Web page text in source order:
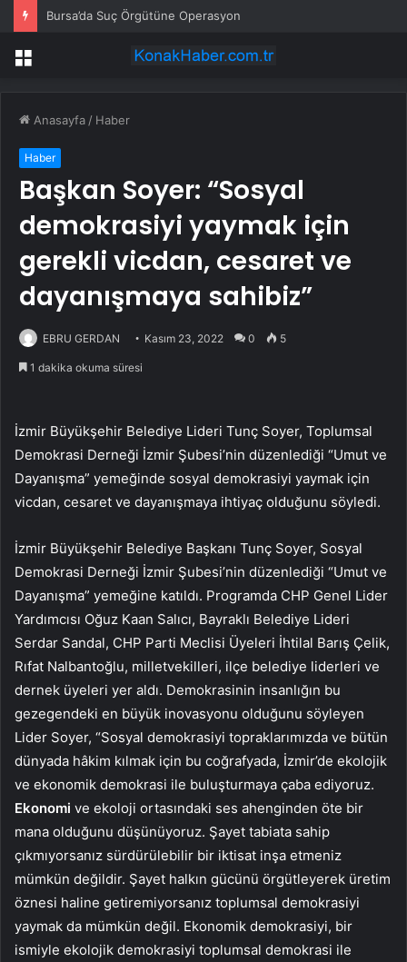
Bursa’da Suç Örgütüne Operasyon
Menü
Anasayfa / Haber
Haber
Başkan Soyer: “Sosyal
demokrasiyi yaymak için
gerekli vicdan, cesaret ve
dayanışmaya sahibiz”
EBRU GERDAN Kasım 23, 2022 0 5
1 dakika okuma süresi
İzmir Büyükşehir Belediye Lideri Tunç Soyer, Toplumsal
Demokrasi Derneği İzmir Şubesi’nin düzenlediği “Umut ve
Dayanışma” yemeğinde sosyal demokrasiyi yaymak için
vicdan, cesaret ve dayanışmaya ihtiyaç olduğunu söyledi.
İzmir Büyükşehir Belediye Başkanı Tunç Soyer, Sosyal
Demokrasi Derneği İzmir Şubesi’nin düzenlediği “Umut ve
Dayanışma” yemeğine katıldı. Programda CHP Genel Lider
Yardımcısı Oğuz Kaan Salıcı, Bayraklı Belediye Lideri
Serdar Sandal, CHP Parti Meclisi Üyeleri İhtilal Barış Çelik,
Rıfat Nalbantoğlu, milletvekilleri, ilçe belediye liderleri ve
dernek üyeleri yer aldı. Demokrasinin insanlığın bu
gezegendeki en büyük inovasyonu olduğunu söyleyen
Lider Soyer, “Sosyal demokrasiyi topraklarımızda ve bütün
dünyada hâkim kılmak için bu coğrafyada, İzmir’de ekolojik
ve ekonomik demokrasi ile buluşturmaya çaba ediyoruz.
Ekonomi ve ekoloji ortasındaki ses ahenginden öte bir
mana olduğunu düşünüyoruz. Şayet tabiata sahip
çıkmıyorsanız sürdürülebilir bir iktisat inşa etmeniz
mümkün değildir. Şayet halkın gücünü örgütleyerek üretim
öznesi haline getiremiyorsanız toplumsal demokrasiyi
yaymak da mümkün değil. Ekonomik demokrasiyi, bir
ismiyle ekolojik demokrasiyi toplumsal demokrasi ile